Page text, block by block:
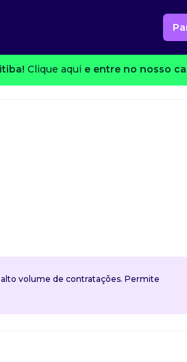
Clique aqui e entre no nosso
volume de contratações. Permite